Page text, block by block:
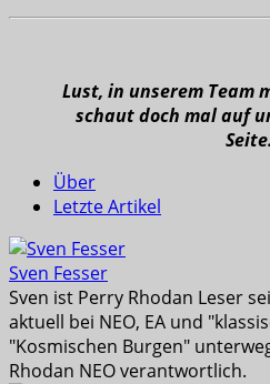
Lust, in unserem Team
schaut doch mal auf
Seite.
Über
Letzte Artikel
Sven Fesser
Sven ist Perry Rhodan Leser
aktuell bei NEO, EA und
"Kosmischen Burgen"
Rhodan NEO verantwortlich.